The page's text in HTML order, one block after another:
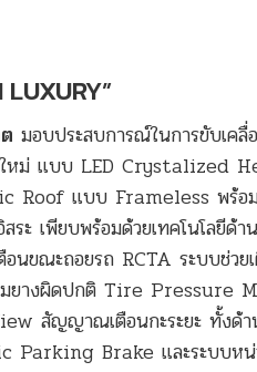
มอบประสบการณ์ในการขับเค
ม่ แบบ LED Crystalized
Roof แบบ Frameless พร้อ
เพียบพร้อมด้วยเทคโนโลยีด้
อนขณะถอยรถ RCTA ระบบช่ว
ยางผิดปกติ Tire Pressure
สัญญาณเตือนกะระยะ ทั้งด้า
Parking Brake และระบบ